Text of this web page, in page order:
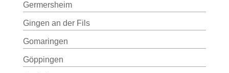
Germersheim
Gingen an der Fils
Gomaringen
Göppingen